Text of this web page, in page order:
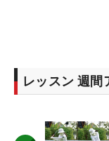
レッスン 週間